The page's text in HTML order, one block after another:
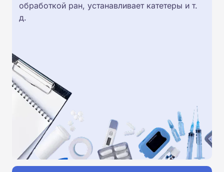
обработкой ран, устанавливает катетеры и т.
д.